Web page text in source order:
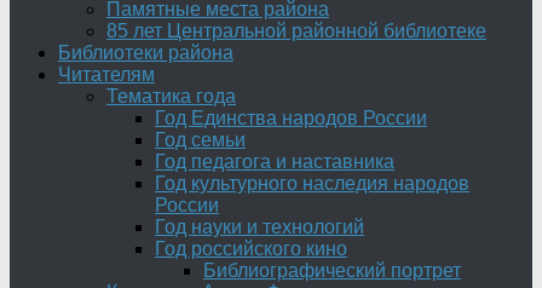
Памятные места района
85 лет Центральной районной библиотеке
Библиотеки района
Читателям
Тематика года
Год Единства народов России
Год семьи
Год педагога и наставника
Год культурного наследия народов
России
Год науки и технологий
Год российского кино
Библиографический портрет